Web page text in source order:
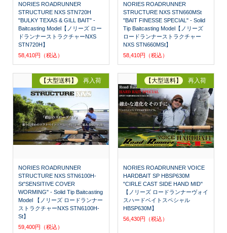
NORIES ROADRUNNER
STRUCTURE NXS STN720H
"BULKY TEXAS & GILL BAIT" -
Baitcasting Model【ノリーズ ロー
ドランナーストラクチャーNXS
STN720H】
58,410円（税込）
NORIES ROADRUNNER
STRUCTURE NXS STN660MSt
"BAIT FINESSE SPECIAL" - Solid
Tip Baitcasting Model【ノリーズ
ロードランナーストラクチャー
NXS STN660MSt】
58,410円（税込）
NORIES ROADRUNNER
STRUCTURE NXS STN6100H-
St"SENSITIVE COVER
WORMING" - Solid Tip Baitcasting
Model 【ノリーズ ロードランナー
ストラクチャーNXS STN6100H-
St】
59,400円（税込）
【大型送料】 再入荷
NORIES ROADRUNNER VOICE
HARDBAIT SP HBSP630M
"CIRLE CAST SIDE HAND MID"
【ノリーズ ロードランナーヴォイ
スハードベイトスペシャル
HBSP630M】
56,430円（税込）
【大型送料】 再入荷